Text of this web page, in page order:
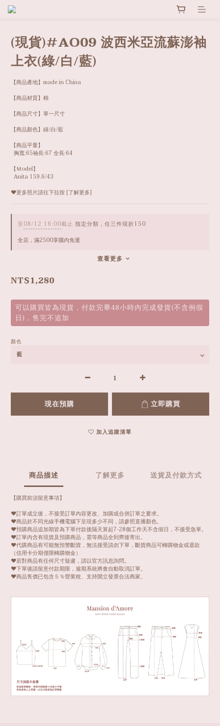
(現貨)#AO09 波西米亞流蘇澎袖
上衣(綠/白/藍)
【商品產地】made in China
【商品材質】棉
【商品尺寸】單一尺寸
【商品顏色】綠/白/藍
【商品平量】
  胸寬:65袖長:67 全長:64
【Ｍodel】
  Anita 159.6/43
❤️更多照片請往下拉按 [了解更多]
至08/12 16:00截止 指定分類，任三件現折150
全店，滿2500享國內免運
查看更多
NT$1,280
可以購買皆為現貨，付款完畢48小時內完成發貨(不含例假
日)，售完不追加
顏色
現在預購 立即購買
加入追蹤清單
商品描述 了解更多 送貨及付款方式
【購買前須留意事項】
❤️訂單成立後，不接受訂單內容更改、加購或合併訂單之要求。
❤️商品於不同光線手機電腦下呈現多少不同，請參照直播顏色。
❤️預購商品追加期皆為下單付款後隔天算起7-28個工作天不含假日，不接受急單。
❤️訂單內含有現貨及預購商品，需等商品全到齊後寄出。
❤️代購商品有可能無預警斷貨，無法接受請勿下單，斷貨商品可轉購物金或退款
（信用卡分期僅限轉購物金）
❤️若對商品有任何尺寸疑慮，請以官方訊息詢問。
❤️下單後請留意付款期限，逾期系統將會自動取消訂單。
❤️商品售價已包含５％營業稅、支持開立發票合法商家。